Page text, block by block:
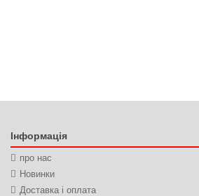
Інформація
про нас
Новинки
Доставка і оплата